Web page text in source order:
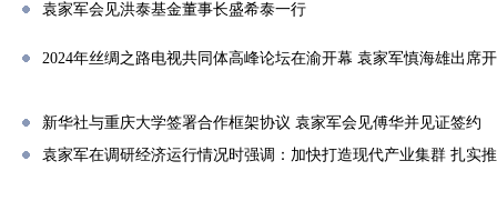
袁家军会见洪泰基金董事长盛希泰一行
2024年丝绸之路电视共同体高峰论坛在渝开幕 袁家军慎海雄出席
新华社与重庆大学签署合作框架协议 袁家军会见傅华并见证签约
袁家军在调研经济运行情况时强调：加快打造现代产业集群 扎实